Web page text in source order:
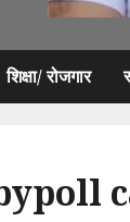
शिक्षा/ रोजगार